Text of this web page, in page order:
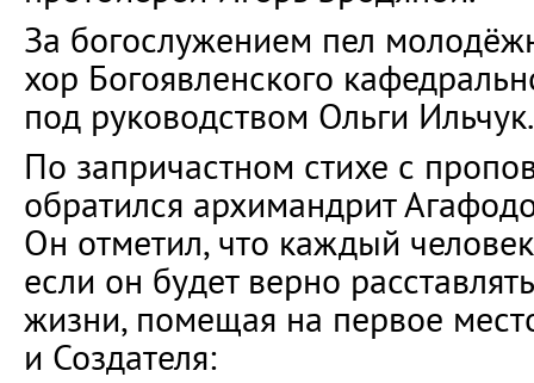
За богослужением пел
хор Богоявленского
под руководством Ольги Ильчук.
По запричастном стихе с
обратился архимандрит
Он отметил, что каждый
если он будет верно
жизни, помещая на первое
и Создателя: